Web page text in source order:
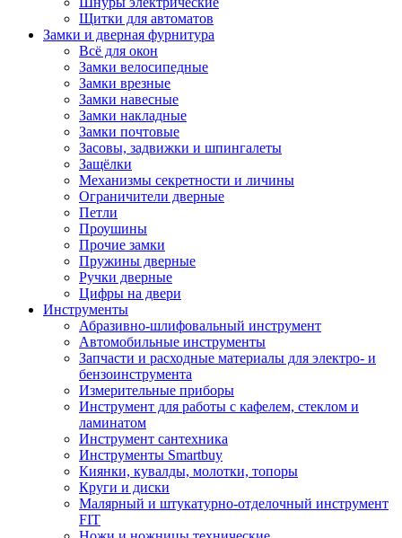
Щитки для автоматов
Замки и дверная фурнитура
Всё для окон
Замки велосипедные
Замки врезные
Замки навесные
Замки накладные
Замки почтовые
Засовы, задвижки и шпингалеты
Защёлки
Механизмы секретности и личины
Ограничители дверные
Петли
Проушины
Прочие замки
Пружины дверные
Ручки дверные
Цифры на двери
Инструменты
Абразивно-шлифовальный инструмент
Автомобильные инструменты
Запчасти и расходные материалы для электро- и
бензоинструмента
Измерительные приборы
Инструмент для работы с кафелем, стеклом и
ламинатом
Инструмент сантехника
Инструменты Smartbuy
Киянки, кувалды, молотки, топоры
Круги и диски
Малярный и штукатурно-отделочный инструмент
FIT